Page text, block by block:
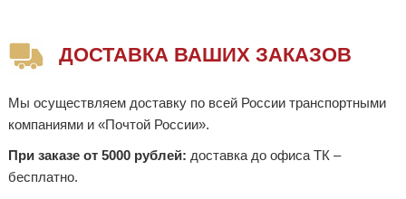
ДОСТАВКА ВАШИХ ЗАКАЗОВ
Мы осуществляем доставку по всей России транспортными
компаниями и «Почтой России».
При заказе от 5000 рублей: доставка до офиса ТК –
бесплатно.